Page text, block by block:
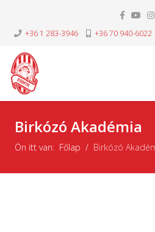
+36 1 283-3946 +36 70 940-6022
Birkózó Akadémia
Ön itt van: Főlap Birkózó